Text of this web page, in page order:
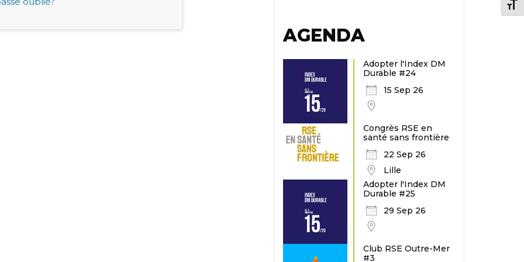
AGENDA
Adopter l'Index DM
Durable #24
15 Sep 26
Congrès RSE en
santé sans frontière
22 Sep 26
Lille
Adopter l'Index DM
Durable #25
29 Sep 26
Club RSE Outre-Mer
#3